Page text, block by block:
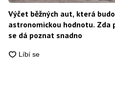
Výčet běžných aut, která
astronomickou hodnotu.
se dá poznat snadno